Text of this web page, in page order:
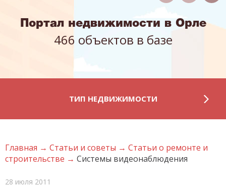
Портал недвижимости в Орле
466 объектов в базе
ТИП НЕДВИЖИМОСТИ
Главная → Статьи и советы → Статьи о ремонте и
строительстве → Системы видеонаблюдения
28 июля 2011